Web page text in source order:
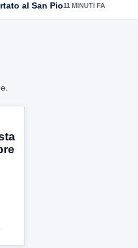
al San Pio11 MINUTI FA